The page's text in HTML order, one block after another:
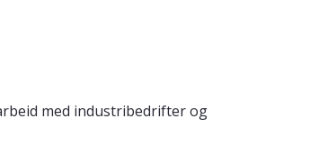
med industribedrifter og